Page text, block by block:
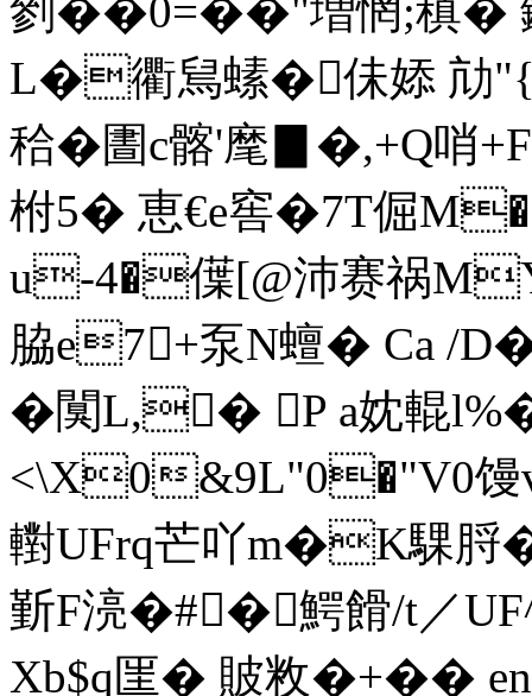
剼��0=��"増惘;稹� 
L�衢舃螦�佅婖 劥
秴� 圕c髂'麾▊�,+Q哨
柎5� 恵€e窖�7T倔
u-4�僷[@沛赛祸
脇e7+泵N蟺� Ca
�闃L,� P a妉輥
<\X0&9L"0�"V0馒
轛UFrq芒吖m�K騍脟
斳F湸�#�鰐餶/t／
Xb$ q匩� 貱敉�+��